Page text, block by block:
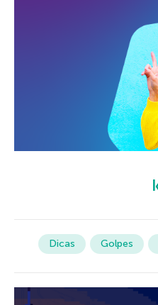
Dicas Golpes